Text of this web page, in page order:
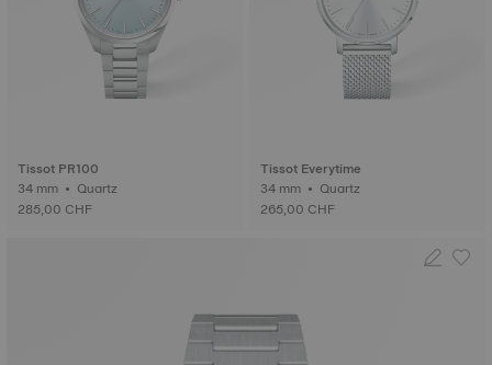
Tissot PR100
34 mm • Quartz
285,00 CHF
Tissot Everytime
34 mm • Quartz
265,00 CHF